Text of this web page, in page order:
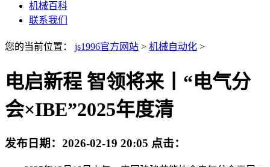
机械百科
联系我们
您的当前位置： js1996官方网站 > 机械自动化 >
电启新程 智领将来丨“电气分
会×IBE”2025年度清
发布日期： 2026-02-19 20:05 点击：